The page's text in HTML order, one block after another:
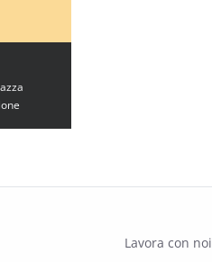
Lavora con noi